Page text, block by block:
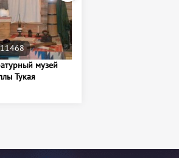
11468
музей
Тукая